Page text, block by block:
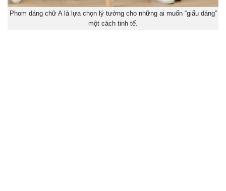
Phom dáng chữ A là lựa chọn lý tưởng cho những ai muốn “giấu dáng”
một cách tinh tế.